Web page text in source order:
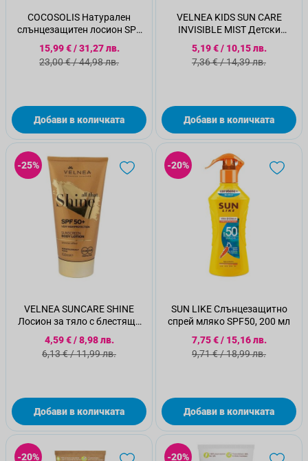
COCOSOLIS Натурален
слънцезащитен лосион SPF
50, 100мл.
Специална цена
15,99 €/31,27 лв.
Стандартна цена
23,00 €/44,98 лв.
Добави в количката
VELNEA KIDS SUN CARE
INVISIBLE MIST Детски
слънцезащитен спрей пяна
SPF 50+, 200 мл
Специална цена
5,19 €/ 10,15 лв.
Стандартна цена
7,36 €/14,39 лв.
Добави в количката
-25%
VELNEA SUNCARE SHINE
Лосион за тяло с блестящи
частици SPF50, 150 МЛ
Специална цена
4,59 €/8,98 лв.
Стандартна цена
6,13 €/11,99 лв.
Добави в количката
-20%
SUN LIKE Слънцезащитно
спрей мляко SPF50, 200 мл
Специална цена
7,75 €/ 15,16 лв.
Стандартна цена
9,71 €/18,99 лв.
Добави в количката
-20% -20%